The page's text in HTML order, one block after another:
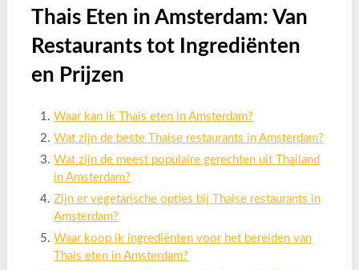
Thais Eten in Amsterdam: Van
Restaurants tot Ingrediënten
en Prijzen
Waar kan ik Thais eten in Amsterdam?
Wat zijn de beste Thaise restaurants in Amsterdam?
Wat zijn de meest populaire gerechten uit Thailand
in Amsterdam?
Zijn er vegetarische opties bij Thaise restaurants in
Amsterdam?
Waar koop ik ingrediënten voor het bereiden van
Thais eten in Amsterdam?